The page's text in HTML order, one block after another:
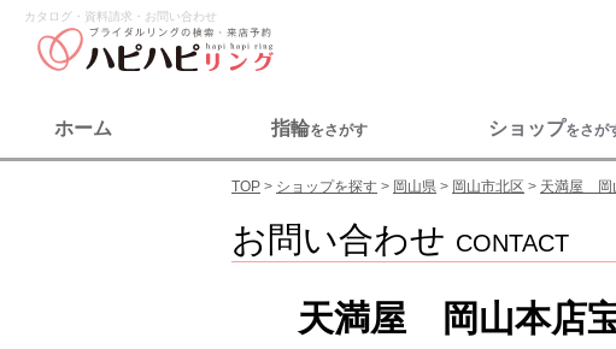
カタログ・資料請求・お問い合わせ
ホーム 指輪をさがす ショップをさが
TOP ショップを探す 岡山県 岡山市北区 天満屋 岡
お問い合わせ CONTACT
天満屋 岡山本店